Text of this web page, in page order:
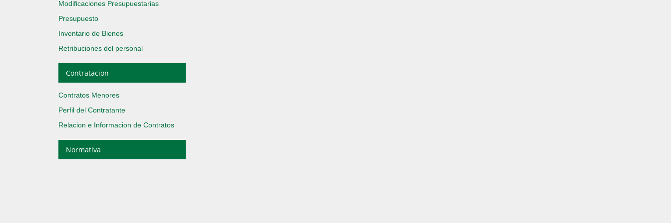
Modificaciones Presupuestarias
Presupuesto
Inventario de Bienes
Retribuciones del personal
Contratacion
Contratos Menores
Perfil del Contratante
Relacion e Informacion de Contratos
Normativa